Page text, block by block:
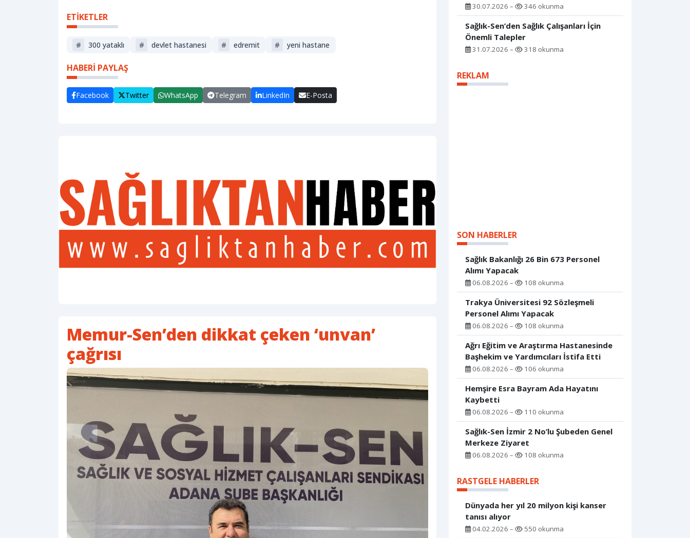
ETİKETLER
# 300 yataklı # devlet hastanesi # edremit # yeni hastane
HABERİ PAYLAŞ
Facebook Twitter WhatsApp Telegram LinkedIn E-Posta
Memur-Sen’den dikkat çeken ‘unvan’
çağrısı
30.07.2026 – 346 okunma
Sağlık-Sen’den Sağlık Çalışanları İçin
Önemli Talepler
31.07.2026 – 318 okunma
REKLAM
SON HABERLER
Sağlık Bakanlığı 26 Bin 673 Personel
Alımı Yapacak
06.08.2026 – 108 okunma
Trakya Üniversitesi 92 Sözleşmeli
Personel Alımı Yapacak
06.08.2026 – 108 okunma
Ağrı Eğitim ve Araştırma Hastanesinde
Başhekim ve Yardımcıları İstifa Etti
06.08.2026 – 106 okunma
Hemşire Esra Bayram Ada Hayatını
Kaybetti
06.08.2026 – 110 okunma
Sağlık-Sen İzmir 2 No’lu Şubeden Genel
Merkeze Ziyaret
06.08.2026 – 108 okunma
RASTGELE HABERLER
Dünyada her yıl 20 milyon kişi kanser
tanısı alıyor
04.02.2026 – 550 okunma